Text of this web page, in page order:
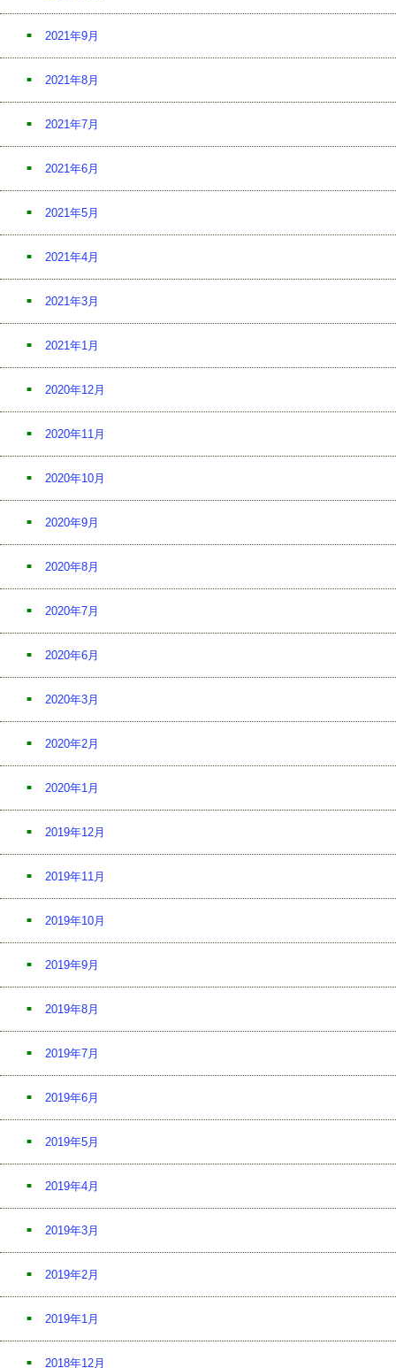
2021年9月
2021年8月
2021年7月
2021年6月
2021年5月
2021年4月
2021年3月
2021年1月
2020年12月
2020年11月
2020年10月
2020年9月
2020年8月
2020年7月
2020年6月
2020年3月
2020年2月
2020年1月
2019年12月
2019年11月
2019年10月
2019年9月
2019年8月
2019年7月
2019年6月
2019年5月
2019年4月
2019年3月
2019年2月
2019年1月
2018年12月